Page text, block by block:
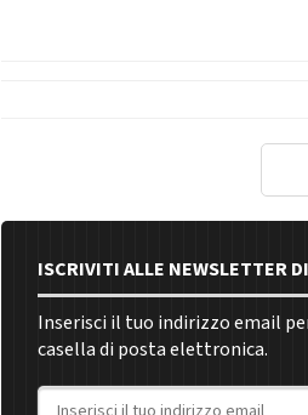
ISCRIVITI ALLE NEWSLETTER
Inserisci il tuo indirizzo email
casella di posta elettronica.
Indirizzo email